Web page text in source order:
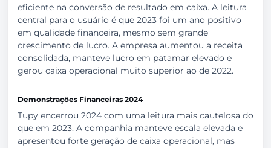
eficiente na conversão de resultado em caixa. A leitura
central para o usuário é que 2023 foi um ano positivo
em qualidade financeira, mesmo sem grande
crescimento de lucro. A empresa aumentou a receita
consolidada, manteve lucro em patamar elevado e
gerou caixa operacional muito superior ao de 2022.
Demonstrações Financeiras 2024
Tupy encerrou 2024 com uma leitura mais cautelosa do
que em 2023. A companhia manteve escala elevada e
apresentou forte geração de caixa operacional, mas